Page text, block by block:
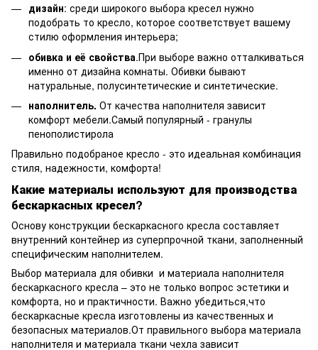
дизайн: среди широкого выбора кресел нужно
подобрать то кресло, которое соответствует вашему
стилю оформления интерьера;
обивка и её свойства.При выборе важно отталкиваться
именно от дизайна комнаты. Обивки бывают
натуральные, полусинтетические и синтетические.
наполнитель. От качества наполнителя зависит
комфорт мебели.Самый популярный - гранулы
пенополистирола
Правильно подобраное кресло - это идеальная комбинация
стиля, надежности, комфорта!
Какие материалы используют для производства
бескаркасных кресел?
Основу конструкции бескаркасного кресла составляет
внутренний контейнер из суперпрочной ткани, заполненный
специфическим наполнителем.
Выбор материала для обивки и материала наполнителя
бескаркасного кресла – это не только вопрос эстетики и
комфорта, но и практичности. Важно убедиться,что
бескаркасные кресла изготовлены из качественных и
безопасных материалов.От правильного выбора материала
наполнителя и материала ткани чехла зависит